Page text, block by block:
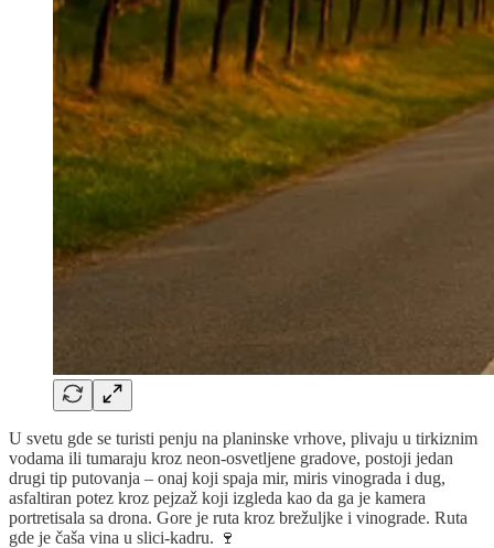
U svetu gde se turisti penju na planinske vrhove, plivaju u tirkiznim
vodama ili tumaraju kroz neon-osvetljene gradove, postoji jedan
drugi tip putovanja – onaj koji spaja mir, miris vinograda i dug,
asfaltiran potez kroz pejzaž koji izgleda kao da ga je kamera
portretisala sa drona. Gore je ruta kroz brežuljke i vinograde. Ruta
gde je čaša vina u slici-kadru. 🍷